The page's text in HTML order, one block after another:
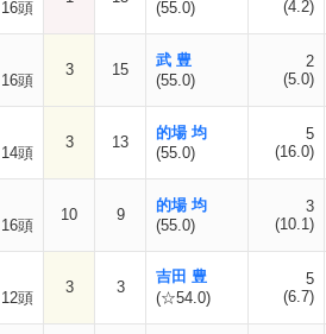
頭
(55.0)
(4.2)
頭
3 15
武 豊
(55.0)
2
(5.0)
頭
3 13
的場 均
(55.0)
5
(16.0)
頭
10 9
的場 均
(55.0)
3
(10.1)
頭
3 3
吉田 豊
(☆54.0)
5
(6.7)